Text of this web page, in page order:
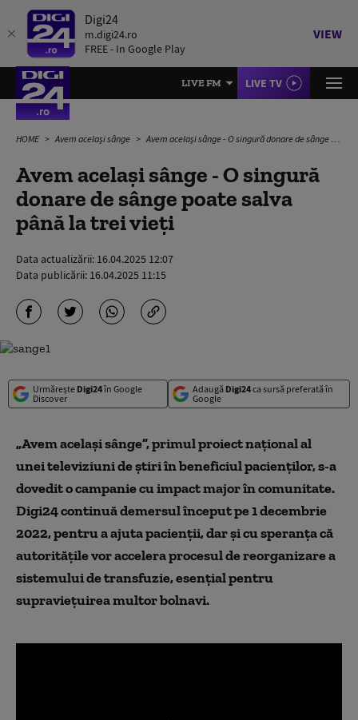
Digi24
m.digi24.ro
FREE - In Google Play
VIEW
LIVE FM LIVE TV
HOME Avem același sânge Avem același sânge - O singură donare de sânge poate salva până la trei vieți
Avem același sânge - O singură
donare de sânge poate salva
până la trei vieți
Data actualizării: 16.04.2025 12:07
Data publicării: 16.04.2025 11:15
Urmărește Digi24în Google
Discover
Adaugă Digi24ca sursă preferată în
Google
„Avem același sânge”, primul proiect național al
unei televiziuni de știri în beneficiul pacienților, s-a
dovedit o campanie cu impact major în comunitate.
Digi24 continuă demersul început pe 1 decembrie
2022, pentru a ajuta pacienții, dar și cu speranța că
autoritățile vor accelera procesul de reorganizare a
sistemului de transfuzie, esențial pentru
supraviețuirea multor bolnavi.